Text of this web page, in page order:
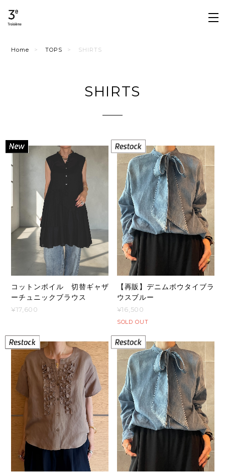
Home TOPS SHIRTS
SHIRTS
コットンボイル 切替ギャザ
ーチュニックブラウス
¥17,600
【再販】デニムボウタイブラ
ウスブルー
¥16,500
SOLD OUT